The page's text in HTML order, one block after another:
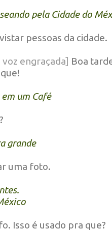
pela Cidade do
pessoas da cidade.
engraçada] Boa
um Café
grande
uma foto.
Isso é usado pra que?